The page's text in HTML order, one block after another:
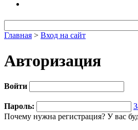
Главная > Вход на сайт
Авторизация
Войти
Пароль:
Почему нужна регистрация? У вас